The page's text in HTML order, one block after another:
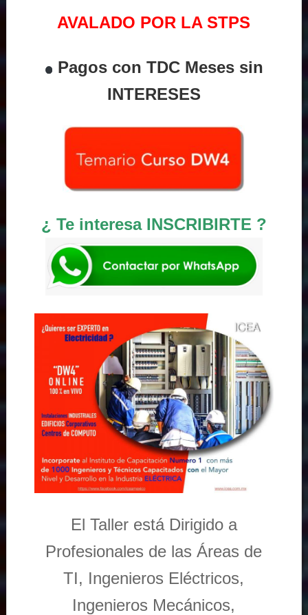
AVALADO POR LA STPS
Pagos con TDC Meses sin
INTERESES
¿ Te interesa INSCRIBIRTE ?
El Taller está Dirigido a
Profesionales de las Áreas de
TI, Ingenieros Eléctricos,
Ingenieros Mecánicos,